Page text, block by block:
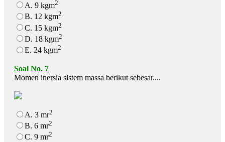
A. 9 kgm2
B. 12 kgm2
C. 15 kgm2
D. 18 kgm2
E. 24 kgm2
Soal No. 7
Momen inersia sistem massa berikut sebesar....
A. 3 mr2
B. 6 mr2
C. 9 mr2